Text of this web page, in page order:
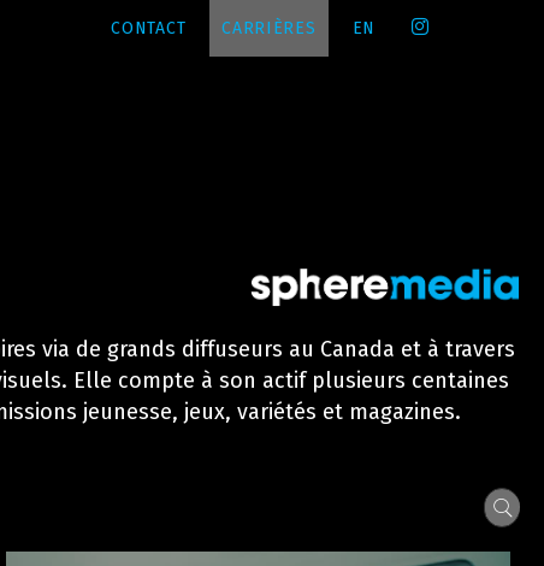
CONTACT CARRIÈRES EN
via de grands diffuseurs au Canada et à travers
Elle compte à son actif plusieurs centaines
jeunesse, jeux, variétés et magazines.